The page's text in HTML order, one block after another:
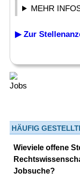
MEHR
▶ Zur
HÄUFIG
Wieviele offene
Jobsuche?